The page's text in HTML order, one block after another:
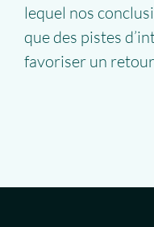
lequel nos
que des pistes
favoriser un